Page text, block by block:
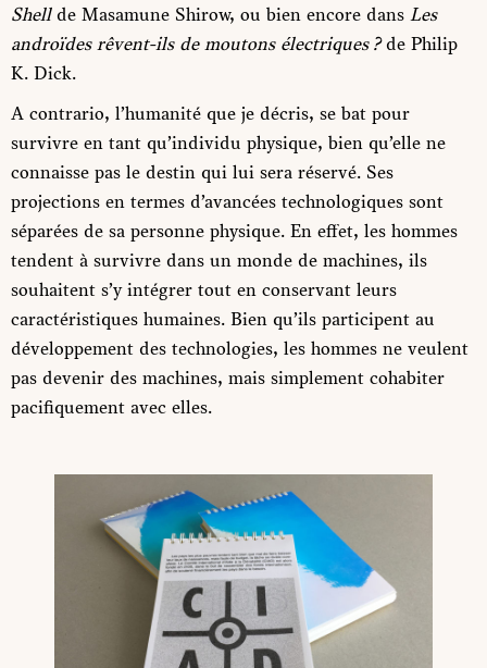
Shellde Masamune Shirow, ou bien encore dans Les
androïdes rêvent-ils de moutons électriques ?de Philip
K. Dick.
A contrario, l’humanité que je décris, se bat pour
survivre en tant qu’individu physique, bien qu’elle ne
connaisse pas le destin qui lui sera réservé. Ses
projections en termes d’avancées technologiques sont
séparées de sa personne physique. En effet, les hommes
tendent à survivre dans un monde de machines, ils
souhaitent s’y intégrer tout en conservant leurs
caractéristiques humaines. Bien qu’ils participent au
développement des technologies, les hommes ne veulent
pas devenir des machines, mais simplement cohabiter
pacifiquement avec elles.